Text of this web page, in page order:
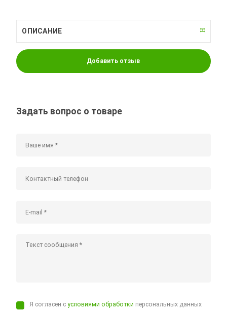
ОПИСАНИЕ
Добавить отзыв
Задать вопрос о товаре
Я согласен сусловиями обработки персональных данных